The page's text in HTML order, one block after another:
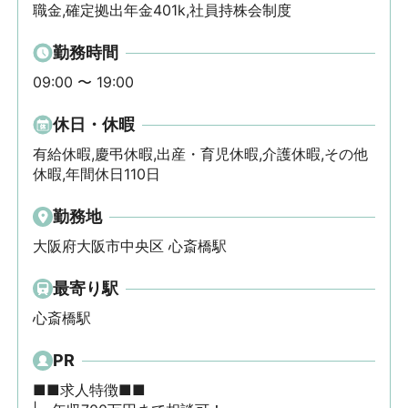
職金,確定拠出年金401k,社員持株会制度
勤務時間
09:00 〜 19:00
休日・休暇
有給休暇,慶弔休暇,出産・育児休暇,介護休暇,その他
休暇,年間休日110日
勤務地
大阪府大阪市中央区 心斎橋駅
最寄り駅
心斎橋駅
PR
■■求人特徴■■